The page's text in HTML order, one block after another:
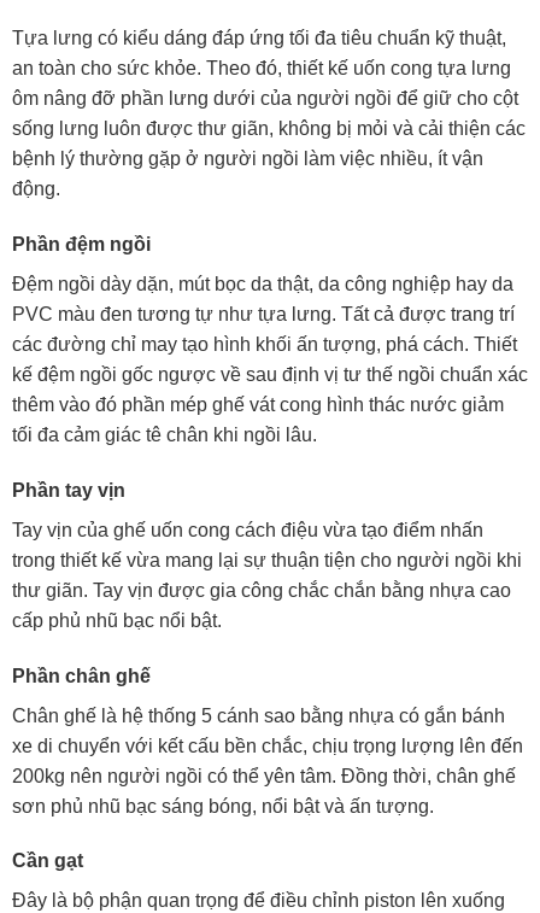
Tựa lưng có kiểu dáng đáp ứng tối đa tiêu chuẩn kỹ thuật,
an toàn cho sức khỏe. Theo đó, thiết kế uốn cong tựa lưng
ôm nâng đỡ phần lưng dưới của người ngồi để giữ cho cột
sống lưng luôn được thư giãn, không bị mỏi và cải thiện các
bệnh lý thường gặp ở người ngồi làm việc nhiều, ít vận
động.
Phần đệm ngồi
Đệm ngồi dày dặn, mút bọc da thật, da công nghiệp hay da
PVC màu đen tương tự như tựa lưng. Tất cả được trang trí
các đường chỉ may tạo hình khối ấn tượng, phá cách. Thiết
kế đệm ngồi gốc ngược về sau định vị tư thế ngồi chuẩn xác
thêm vào đó phần mép ghế vát cong hình thác nước giảm
tối đa cảm giác tê chân khi ngồi lâu.
Phần tay vịn
Tay vịn của ghế uốn cong cách điệu vừa tạo điểm nhấn
trong thiết kế vừa mang lại sự thuận tiện cho người ngồi khi
thư giãn. Tay vịn được gia công chắc chắn bằng nhựa cao
cấp phủ nhũ bạc nổi bật.
Phần chân ghế
Chân ghế là hệ thống 5 cánh sao bằng nhựa có gắn bánh
xe di chuyển với kết cấu bền chắc, chịu trọng lượng lên đến
200kg nên người ngồi có thể yên tâm. Đồng thời, chân ghế
sơn phủ nhũ bạc sáng bóng, nổi bật và ấn tượng.
Cần gạt
Đây là bộ phận quan trọng để điều chỉnh piston lên xuống